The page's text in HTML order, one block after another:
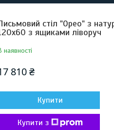
стіл "Орео" з
з ящиками ліворуч
наявності
810 ₴
Купити
Купити з